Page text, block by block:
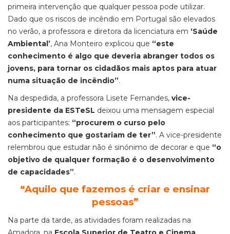
primeira intervenção que qualquer pessoa pode utilizar.
Dado que os riscos de incêndio em Portugal são elevados
no verão, a professora e diretora da licenciatura em ‘Saúde
Ambiental’, Ana Monteiro explicou que “este
conhecimento é algo que deveria abranger todos os
jovens, para tornar os cidadãos mais aptos para atuar
numa situação de incêndio”.
Na despedida, a professora Lisete Fernandes, vice-
presidente da ESTeSL deixou uma mensagem especial
aos participantes: “procurem o curso pelo
conhecimento que gostariam de ter”. A vice-presidente
relembrou que estudar não é sinónimo de decorar e que “o
objetivo de qualquer formação é o desenvolvimento
de capacidades”.
“Aquilo que fazemos é criar e ensinar
pessoas”
Na parte da tarde, as atividades foram realizadas na